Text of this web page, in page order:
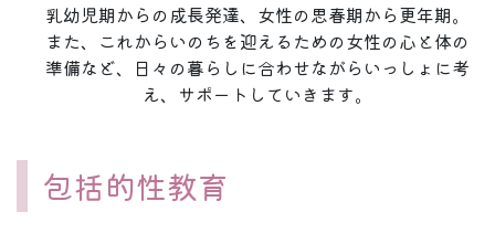
乳幼児期からの成長発達、女性の思春期から更年期。
また、これからいのちを迎えるための女性の心と体の
準備など、日々の暮らしに合わせながらいっしょに考
え、サポートしていきます。
包括的性教育